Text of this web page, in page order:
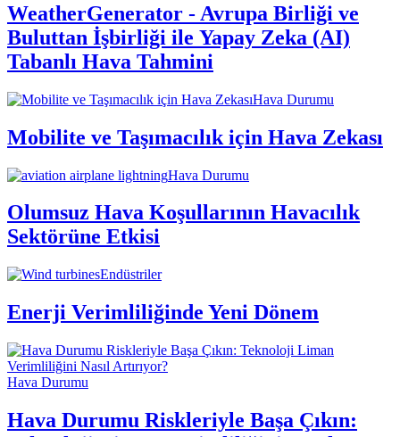
WeatherGenerator - Avrupa Birliği ve
Buluttan İşbirliği ile Yapay Zeka (AI)
Tabanlı Hava Tahmini
Hava Durumu
Mobilite ve Taşımacılık için Hava Zekası
Hava Durumu
Olumsuz Hava Koşullarının Havacılık
Sektörüne Etkisi
Endüstriler
Enerji Verimliliğinde Yeni Dönem
Hava Durumu
Hava Durumu Riskleriyle Başa Çıkın: